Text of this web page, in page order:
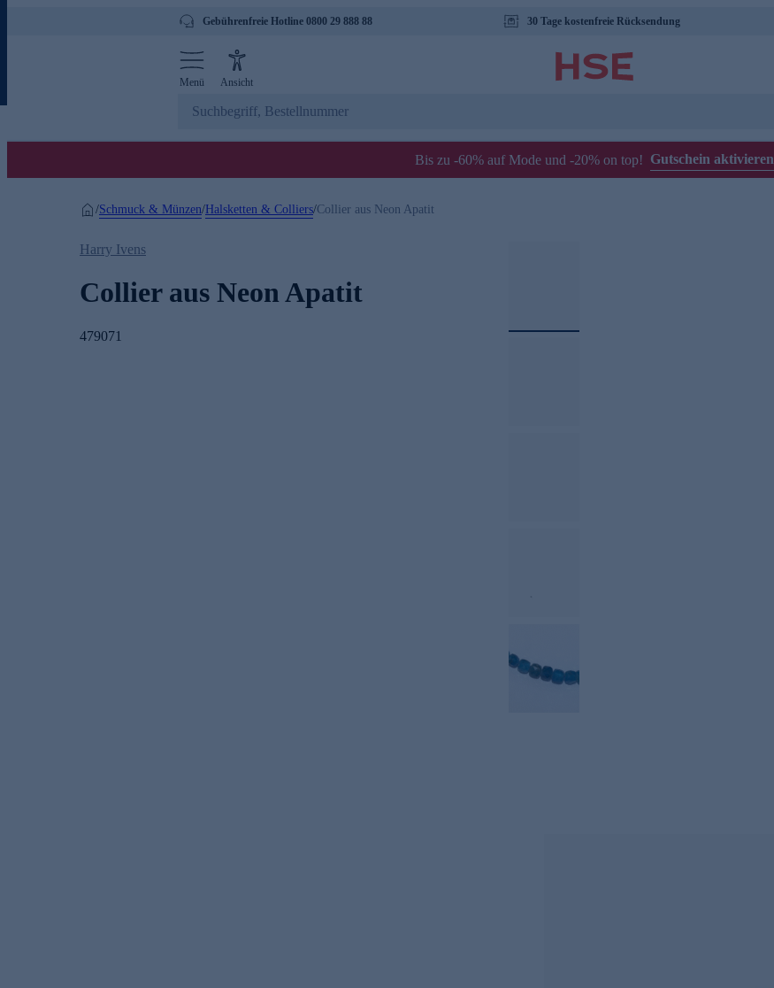
Gebührenfreie Hotline 0800 29 888 88 30 Tage kostenfreie Rücksendung
Menü Ansicht
Bis zu -60% auf Mode und -20% on top! Gutschein aktivieren
/Schmuck & Münzen/Halsketten & Colliers/Collier aus Neon Apatit
Harry Ivens
Collier aus Neon Apatit
479071